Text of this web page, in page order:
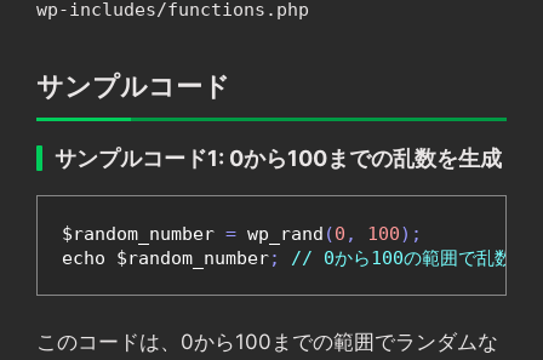
wp-includes/functions.php
サンプルコード
サンプルコード1: 0から100までの乱数を生成
$random_number = wp_rand (0 , 100);
echo $random_number; // 0から100の範囲で乱数を
このコードは、0から100までの範囲でランダムな